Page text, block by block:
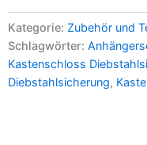
Schloss
Kastenschloss
Diebstahlsicherung
Anhängerschloss
für
Kategorie: Zubehör und
Schlagwörter:
Kastenschloss
Diebstahlsicherung,